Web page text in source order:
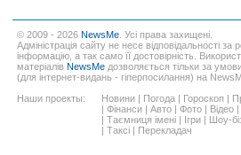
© 2009 - 2026 NewsMe . Усі права захищені.
Адміністрація сайту не несе відповідальності за
інформацію, а так само її достовірність.
матеріалів NewsMe дозволяється тільки за
(для інтернет-видань - гіперпосилання) на
Наши проекты:
Новини | Погода | Гороскоп |
| Фінанси | Авто | Фото | Відео |
| Таємниця імені | Ігри | Шоу-
| Таксі | Перекладач